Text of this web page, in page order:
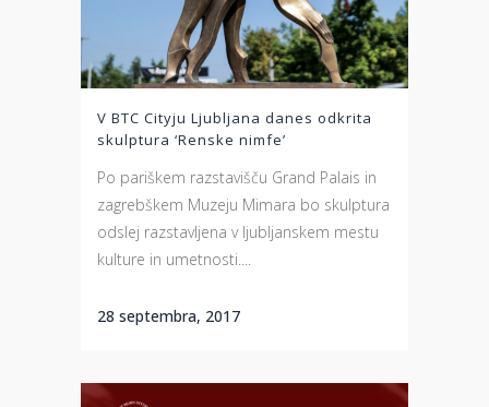
V BTC Cityju Ljubljana danes odkrita
skulptura ‘Renske nimfe’
Po pariškem razstavišču Grand Palais in
zagrebškem Muzeju Mimara bo skulptura
odslej razstavljena v ljubljanskem mestu
kulture in umetnosti....
28 septembra, 2017